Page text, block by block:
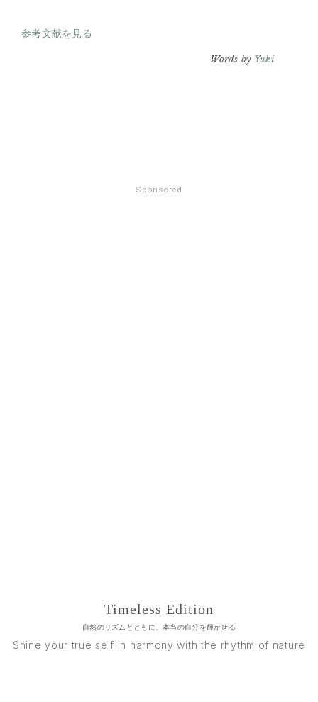
参考文献を見る
Words by Yuki
Sponsored
Timeless Edition
自然のリズムとともに、本当の自分を輝かせる
Shine your true self in harmony with the rhythm of nature